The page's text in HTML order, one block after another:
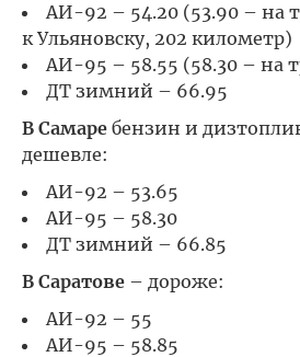
АИ-92 – 54.20 (53.90 – на
к Ульяновску, 202 километр)
АИ-95 – 58.55 (58.30 – на
ДТ зимний – 66.95
В Самаре бензин и
дешевле:
АИ-92 – 53.65
АИ-95 – 58.30
ДТ зимний – 66.85
В Саратове – дороже:
АИ-92 – 55
АИ-95 – 58.85